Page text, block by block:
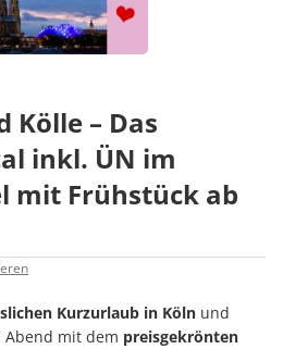
Kölle – Das
inkl. ÜN im
mit Frühstück ab
Kurzurlaub in Köln und
mit dem preisgekrönten